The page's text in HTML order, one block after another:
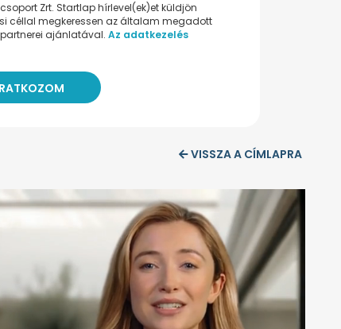
Zrt. Startlap hírlevel(ek)et küldjön
céllal megkeressen az általam megadott
ajánlatával. Az adatkezelés
VISSZA A CÍMLAPRA